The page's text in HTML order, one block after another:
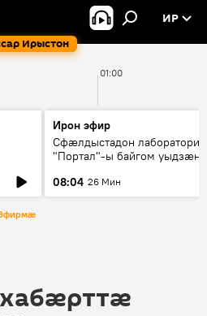
Ирыстон
ИР
01:00
Ирон эфир
Сфæлдыстадон лаборатори
"Портал"-ы байгом уыдзæн
Æхсары куыстыты равдыст
08:04 26 Мин